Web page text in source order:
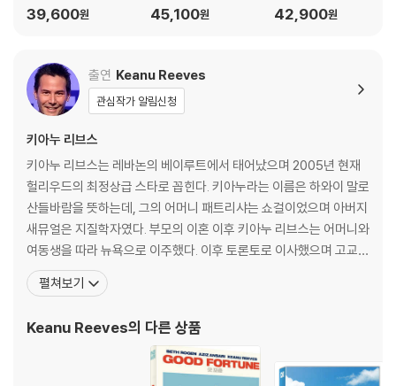
정판) : 블루레이
39,600원
북 900장 한정판) : 블
45,100원
정판) : 블루레이
42,900원
출연 Keanu Reeves
관심작가 알림신청
키아누 리브스
키아누 리브스는 레바논의 베이루트에서 태어났으며 2005년 현재
헐리우드의 최정상급 스타로 꼽힌다. 키아누라는 이름은 하와이 말로
산들바람을 뜻하는데, 그의 어머니 패트리샤는 쇼걸이었으며 아버지
새뮤얼은 지질학자였다. 부모의 이혼 이후 키아누 리브스는 어머니와
여동생을 따라 뉴욕으로 이주했다. 이후 토론토로 이사했으며 고교
시절에는 아이스 하키와 드라마에 흥미를 보였다. 1986년 그는 하키
영화인 <영블러드>에 짧게 모습을 보였으며 톰 헌터스 감독의 <리
의 <위험한 관계>에서 글렌 클로즈, 존 말코비치, 미셸 파
펼쳐보기
Keanu Reeves의 다른 상품